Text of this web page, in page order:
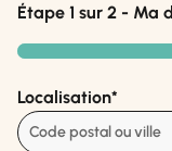
Étape 1 sur 2 - Ma
50%
Localisation*